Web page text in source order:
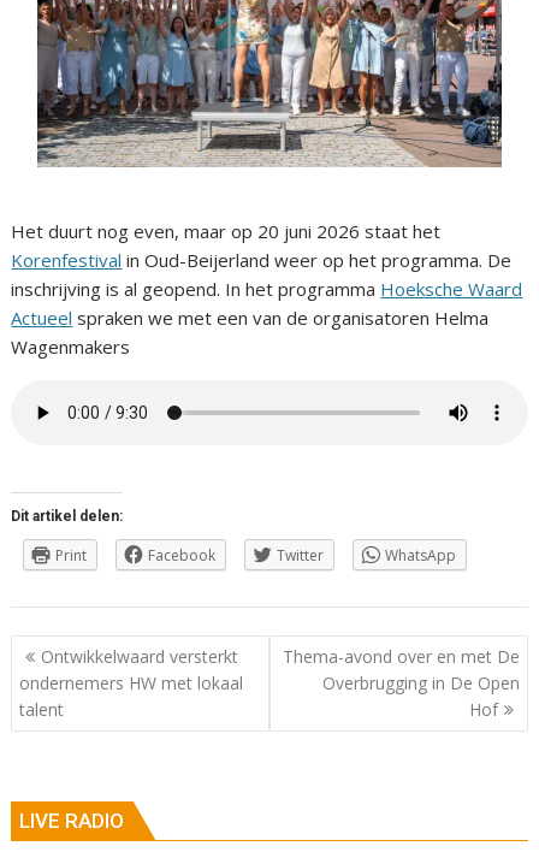
Het duurt nog even, maar op 20 juni 2026 staat het
Korenfestival in Oud-Beijerland weer op het programma. De
inschrijving is al geopend. In het programma Hoeksche Waard
Actueel spraken we met een van de organisatoren Helma
Wagenmakers
Dit artikel delen:
Print Facebook Twitter WhatsApp
Berichtnavigatie
Ontwikkelwaard versterkt
ondernemers HW met lokaal
talent
Thema-avond over en met De
Overbrugging in De Open
Hof
LIVE RADIO